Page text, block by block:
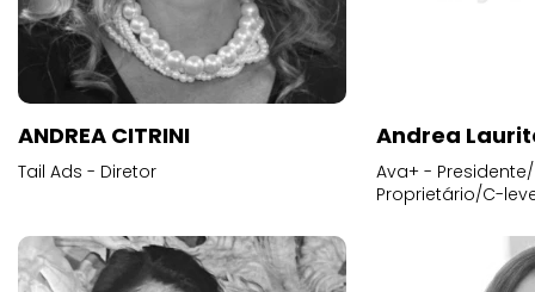
ANDREA CITRINI
Tail Ads - Diretor
Andrea
Ava+ -
Proprietário/C-